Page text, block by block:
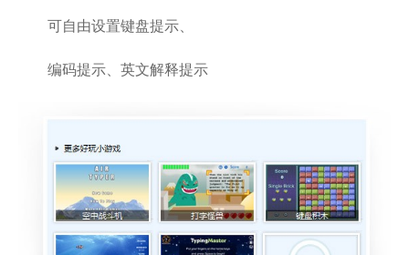
可自由设置键盘提示、
编码提示、英文解释提示